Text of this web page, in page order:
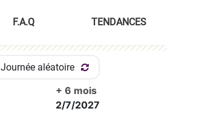
F.A.Q TENDANCES
Journée aléatoire
+ 6 mois
2/7/2027